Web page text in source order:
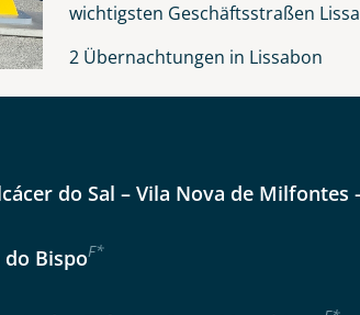
wählen
wichtigsten Geschäftsstraßen
2 Übernachtungen in Lissabon
do Sal – Vila Nova de Milfontes
do BispoF*